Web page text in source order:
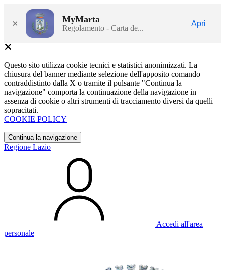
× MyMarta
Regolamento - Carta de...
Apri
Questo sito utilizza cookie tecnici e statistici anonimizzati. La
chiusura del banner mediante selezione dell'apposito comando
contraddistinto dalla X o tramite il pulsante "Continua la
navigazione" comporta la continuazione della navigazione in
assenza di cookie o altri strumenti di tracciamento diversi da quelli
sopracitati.
COOKIE POLICY
Continua la navigazione
Regione Lazio
Accedi all'area
personale